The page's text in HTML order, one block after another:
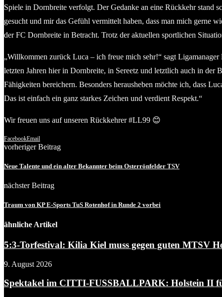
Spiele in Dornbreite verfolgt. Der Gedanke an eine Rückkehr stand
gesucht und mir das Gefühl vermittelt haben, dass man mich gerne
der FC Dornbreite in Betracht. Trotz der aktuellen sportlichen
„Willkommen zurück Luca – ich freue mich sehr!“ sagt
letzten Jahren hier in Dornbreite, in Sereetz und letztlich auch in
Fähigkeiten bereichern. Besonders herausheben möchte ich, dass
Das ist einfach ein ganz starkes Zeichen und verdient Respekt.“
Wir freuen uns auf unseren Rückkehrer #LL99 😊
FacebookEmail
vorheriger Beitrag
Neue Talente und ein alter Bekannter beim Osterrönfelder TSV
nächster Beitrag
Traum von KP E-Sports TuS Rotenhof in Runde 2 vorbei
ähnliche Artikel
5:3-Torfestival: Kilia Kiel muss gegen guten MTSV
9. August 2026
Spektakel im CITTI-FUSSBALLPARK: Holstein II